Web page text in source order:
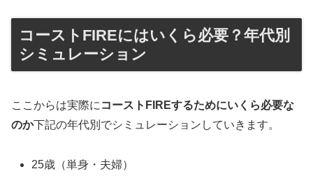
コーストFIREにはいくら必要？年代別
シミュレーション
ここからは実際に コーストFIREするためにいくら必要な
のか下記の年代別でシミュレーションしていきます。
25歳（単身・夫婦）